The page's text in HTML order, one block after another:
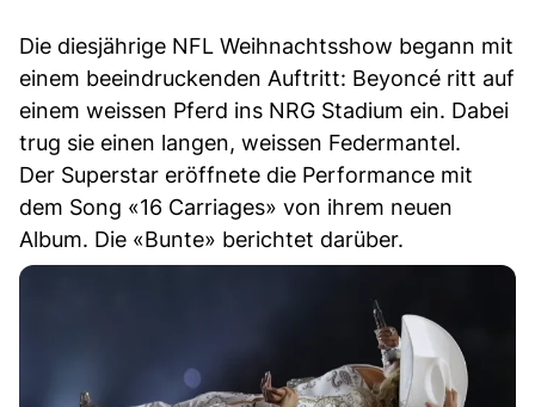
Die diesjährige NFL Weihnachtsshow begann mit
einem beeindruckenden Auftritt: Beyoncé ritt auf
einem weissen Pferd ins NRG Stadium ein. Dabei
trug sie einen langen, weissen Federmantel.
Der Superstar eröffnete die Performance mit
dem Song «16 Carriages» von ihrem neuen
Album. Die «Bunte» berichtet darüber.